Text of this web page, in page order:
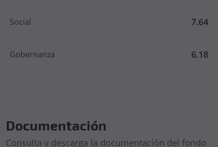
Social 7.64
Gobernanza 6.18
Documentación
Consulta y descarga la documentación del fondo